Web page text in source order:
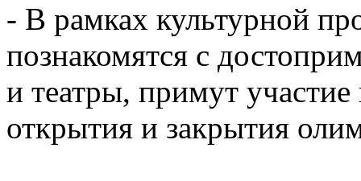
- В рамках культурной
познакомятся с
и театры, примут
открытия и закрытия